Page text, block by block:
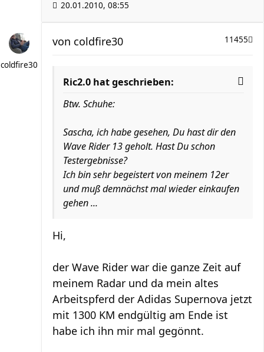
20.01.2010, 08:55
coldfire30
11455
von coldfire30
Ric2.0 hat geschrieben:
Btw. Schuhe:
Sascha, ich habe gesehen, Du hast dir den
Wave Rider 13 geholt. Hast Du schon
Testergebnisse?
Ich bin sehr begeistert von meinem 12er
und muß demnächst mal wieder einkaufen
gehen ...
Hi,
der Wave Rider war die ganze Zeit auf
meinem Radar und da mein altes
Arbeitspferd der Adidas Supernova jetzt
mit 1300 KM endgültig am Ende ist
habe ich ihn mir mal gegönnt.